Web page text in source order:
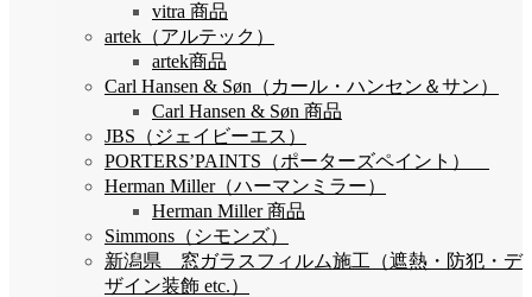
vitra 商品
artek（アルテック）
artek商品
Carl Hansen & Søn（カール・ハンセン＆サン）
Carl Hansen & Søn 商品
JBS（ジェイビーエス）
PORTERS’PAINTS（ポーターズペイント）
Herman Miller（ハーマンミラー）
Herman Miller 商品
Simmons（シモンズ）
新潟県 窓ガラスフィルム施工（遮熱・防犯・デ
ザイン装飾 etc.）